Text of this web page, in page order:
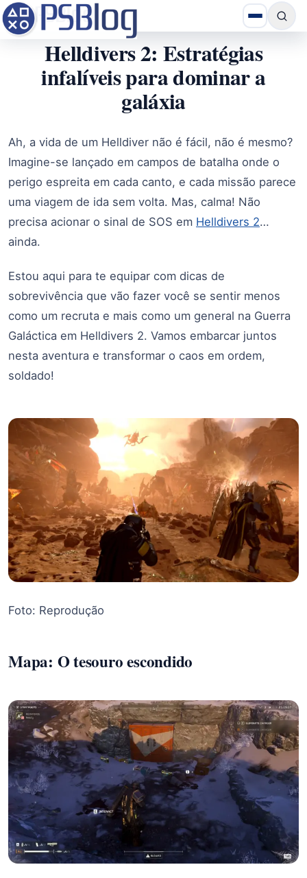
Helldivers 2: Estratégias
infalíveis para dominar a
galáxia
Ah, a vida de um Helldiver não é fácil, não é mesmo?
Imagine-se lançado em campos de batalha onde o
perigo espreita em cada canto, e cada missão parece
uma viagem de ida sem volta. Mas, calma! Não
precisa acionar o sinal de SOS em Helldivers 2…
ainda.
Estou aqui para te equipar com dicas de
sobrevivência que vão fazer você se sentir menos
como um recruta e mais como um general na Guerra
Galáctica em Helldivers 2. Vamos embarcar juntos
nesta aventura e transformar o caos em ordem,
soldado!
Foto: Reprodução
Mapa: O tesouro escondido